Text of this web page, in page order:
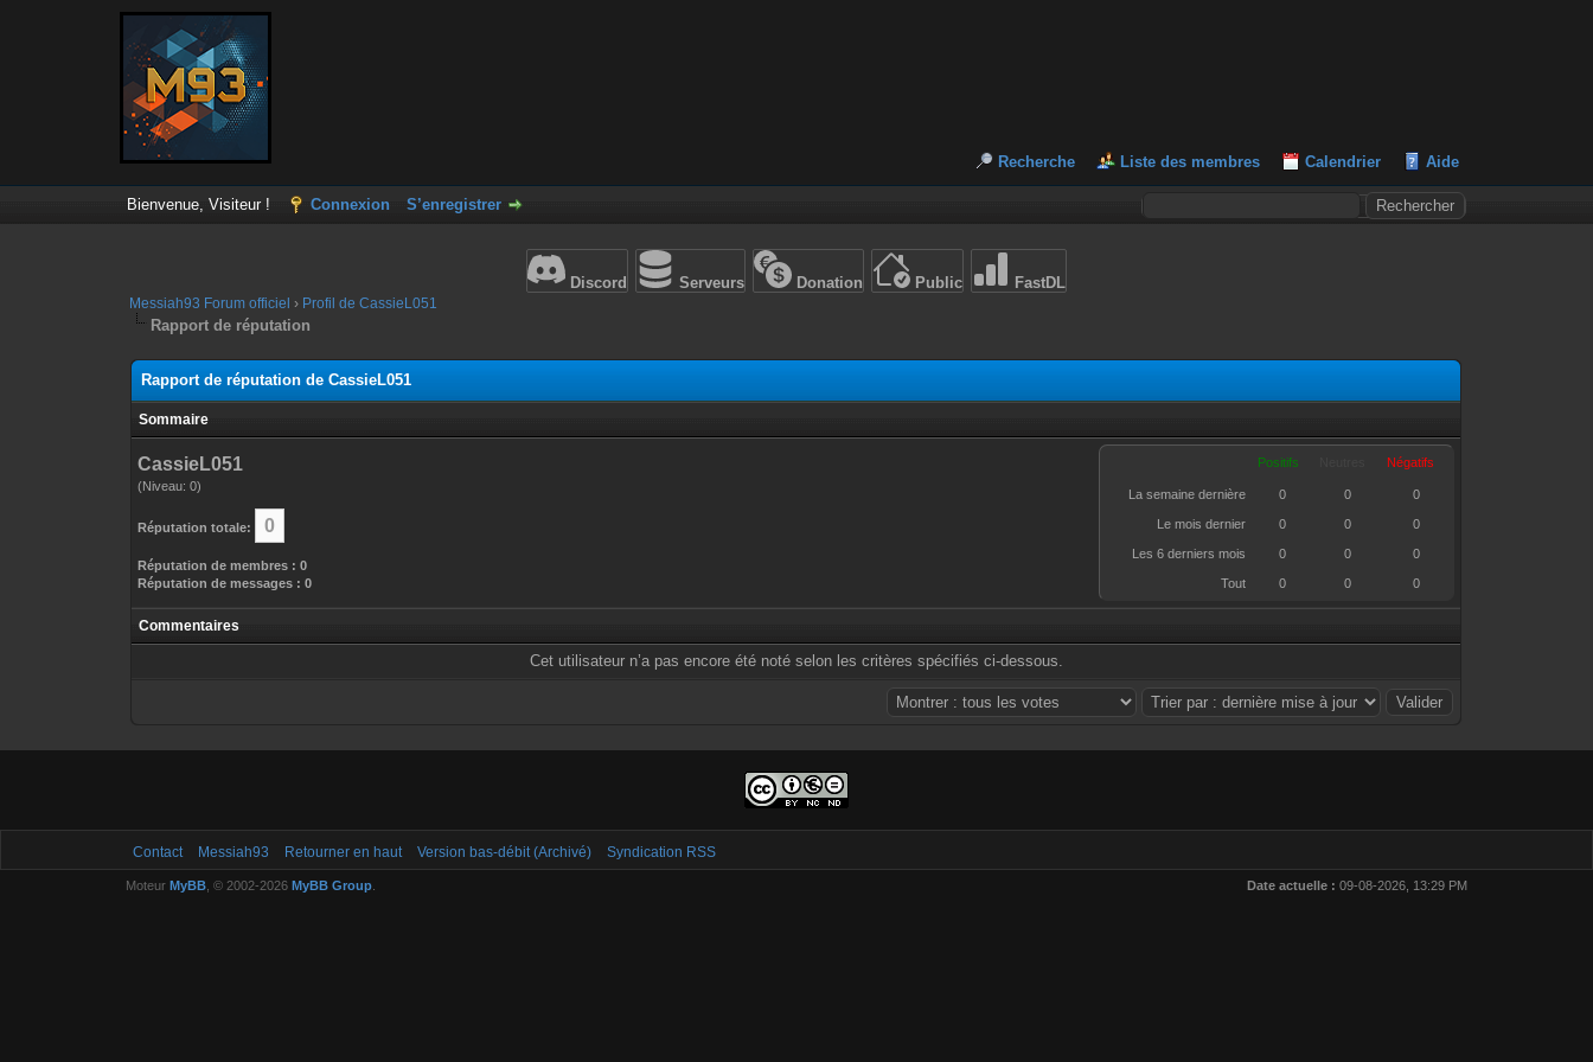
Recherche Liste des membres Calendrier Aide
Bienvenue, Visiteur ! Connexion S’enregistrer
Discord Serveurs Donation Public FastDL
Messiah93 Forum officiel › Profil de CassieL051
Rapport de réputation
Rapport de réputation de CassieL051
Sommaire
CassieL051
(Niveau: 0)
Réputation totale: 0
Réputation de membres : 0
Réputation de messages : 0
Positifs Négatifs
La semaine dernière 0 0 0
Le mois dernier 0 0 0
Les 6 derniers mois 0 0 0
Tout 0 0 0
Commentaires
Cet utilisateur n’a pas encore été noté selon les critères spécifiés ci-dessous.
Contact Messiah93 Retourner en haut Version bas-débit (Archivé) Syndication RSS
Date actuelle : 09-08-2026, 13:29 PM
Moteur MyBB, © 2002-2026 MyBB Group.